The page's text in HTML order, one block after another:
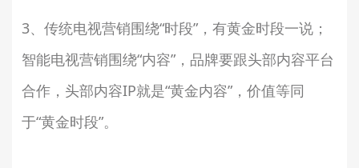
3、传统电视营销围绕“时段”，有黄金时段一说；
智能电视营销围绕“内容”，品牌要跟头部内容平台
合作，头部内容IP就是“黄金内容”，价值等同
于“黄金时段”。